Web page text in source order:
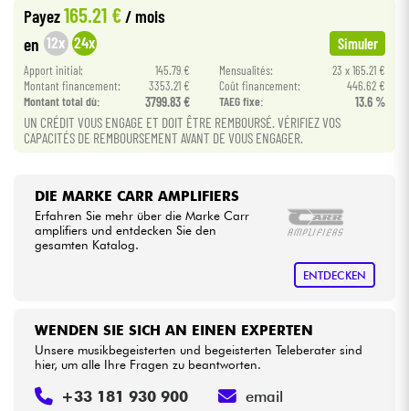
Bundle
Sehen Sie sich unsere Marken an
Payez165.21 € / mois
en 12x 24x Simuler
Apport initial: 145.79 € Mensualités:
23 x 165.21 €
Montant financement:
3353.21 € Coût financement:
446.62 €
Montant total dù:
3799.83 € TAEG fixe: 13.6 %
UN CRÉDIT VOUS ENGAGE ET DOIT ÊTRE REMBOURSÉ. VÉRIFIEZ VOS
CAPACITÉS DE REMBOURSEMENT AVANT DE VOUS ENGAGER.
DIE MARKE CARR AMPLIFIERS
Erfahren Sie mehr über die Marke Carr
amplifiers und entdecken Sie den
gesamten Katalog.
ENTDECKEN
WENDEN SIE SICH AN EINEN EXPERTEN
Unsere musikbegeisterten und begeisterten Teleberater sind
hier, um alle Ihre Fragen zu beantworten.
+33 181 930 900 email